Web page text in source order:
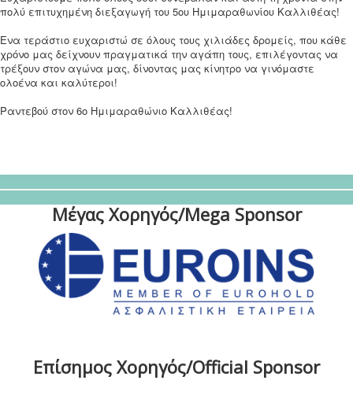
πολύ επιτυχημένη διεξαγωγή του 5ου Ημιμαραθωνίου Καλλιθέας!
Ενα τεράστιο ευχαριστώ σε όλους τους χιλιάδες δρομείς, που κάθε
χρόνο μας δείχνουν πραγματικά την αγάπη τους, επιλέγοντας να
τρέξουν στον αγώνα μας, δίνοντας μας κίνητρο να γινόμαστε
ολοένα και καλύτεροι!
Ραντεβού στον 6ο Ημιμαραθώνιο Καλλιθέας!
Μέγας Χορηγός/Mega Sponsor
Επίσημος Χορηγός/Official Sponsor